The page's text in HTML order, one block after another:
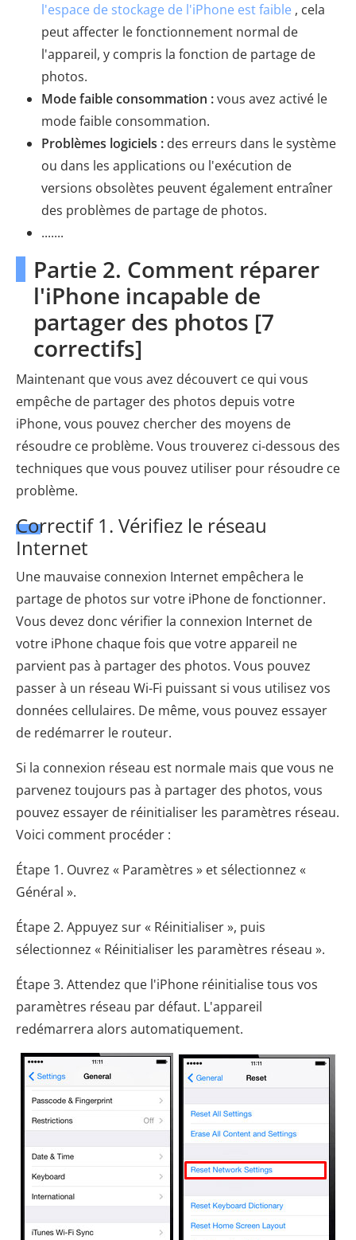
l'espace de stockage de l'iPhone est faible , cela
peut affecter le fonctionnement normal de
l'appareil, y compris la fonction de partage de
photos.
Mode faible consommation :vous avez activé le
mode faible consommation.
Problèmes logiciels : des erreurs dans le système
ou dans les applications ou l'exécution de
versions obsolètes peuvent également entraîner
des problèmes de partage de photos.
.......
Partie 2. Comment réparer
l'iPhone incapable de
partager des photos [7
correctifs]
Maintenant que vous avez découvert ce qui vous
empêche de partager des photos depuis votre
iPhone, vous pouvez chercher des moyens de
résoudre ce problème. Vous trouverez ci-dessous des
techniques que vous pouvez utiliser pour résoudre ce
problème.
Correctif 1. Vérifiez le réseau
Internet
Une mauvaise connexion Internet empêchera le
partage de photos sur votre iPhone de fonctionner.
Vous devez donc vérifier la connexion Internet de
votre iPhone chaque fois que votre appareil ne
parvient pas à partager des photos. Vous pouvez
passer à un réseau Wi-Fi puissant si vous utilisez vos
données cellulaires. De même, vous pouvez essayer
de redémarrer le routeur.
Si la connexion réseau est normale mais que vous ne
parvenez toujours pas à partager des photos, vous
pouvez essayer de réinitialiser les paramètres réseau.
Voici comment procéder :
Étape 1. Ouvrez « Paramètres » et sélectionnez «
Général ».
Étape 2. Appuyez sur « Réinitialiser », puis
sélectionnez « Réinitialiser les paramètres réseau ».
Étape 3. Attendez que l'iPhone réinitialise tous vos
paramètres réseau par défaut. L'appareil
redémarrera alors automatiquement.